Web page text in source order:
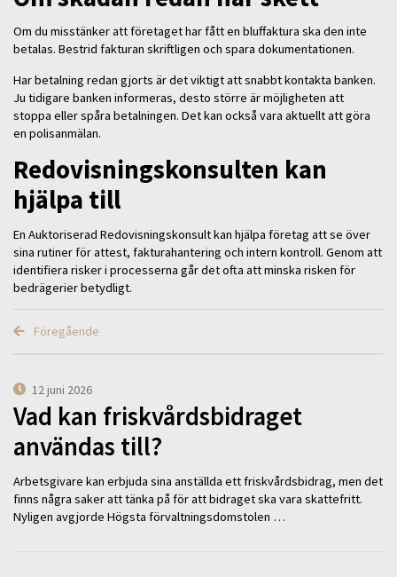
Om du misstänker att företaget har fått en bluffaktura ska den inte
betalas. Bestrid fakturan skriftligen och spara dokumentationen.
Har betalning redan gjorts är det viktigt att snabbt kontakta banken.
Ju tidigare banken informeras, desto större är möjligheten att
stoppa eller spåra betalningen. Det kan också vara aktuellt att göra
en polisanmälan.
Redovisningskonsulten kan
hjälpa till
En Auktoriserad Redovisningskonsult kan hjälpa företag att se över
sina rutiner för attest, fakturahantering och intern kontroll. Genom att
identifiera risker i processerna går det ofta att minska risken för
bedrägerier betydligt.
Föregående
12 juni 2026
Vad kan friskvårdsbidraget
användas till?
Arbetsgivare kan erbjuda sina anställda ett friskvårdsbidrag, men det
finns några saker att tänka på för att bidraget ska vara skattefritt.
Nyligen avgjorde Högsta förvaltningsdomstolen …